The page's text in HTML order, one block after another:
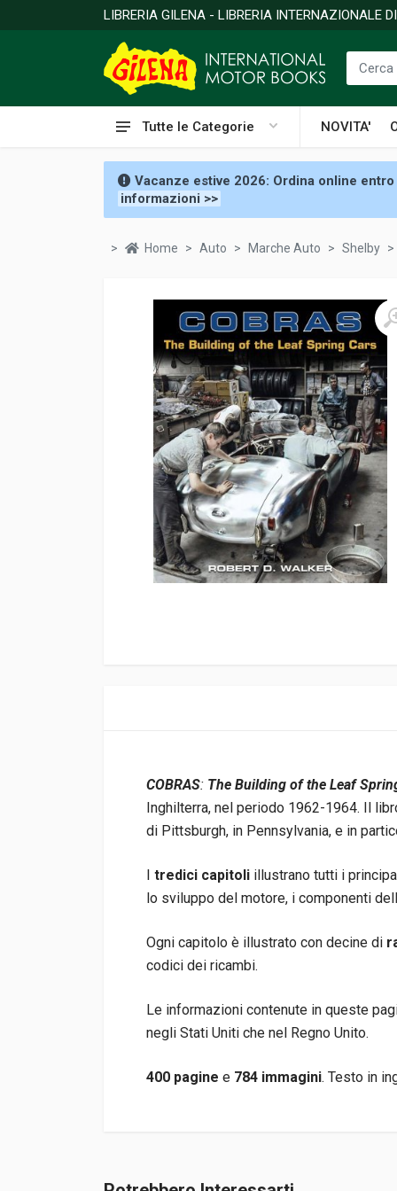
LIBRERIA GILENA - LIBRERIA INTERNAZIONALE
Tutte le Categorie NOVITA'
Vacanze estive 2026: Ordina online
informazioni >>
Home Auto Marche Auto Shelby
COBRAS: The Building of the Leaf
Inghilterra, nel periodo 1962-1964. Il
di Pittsburgh, in Pennsylvania, e in
I tredici capitoli illustrano tutti i
lo sviluppo del motore, i componenti
Ogni capitolo è illustrato con decine di
codici dei ricambi.
Le informazioni contenute in queste
negli Stati Uniti che nel Regno Unito.
400 pagine e 784 immagini. Testo in